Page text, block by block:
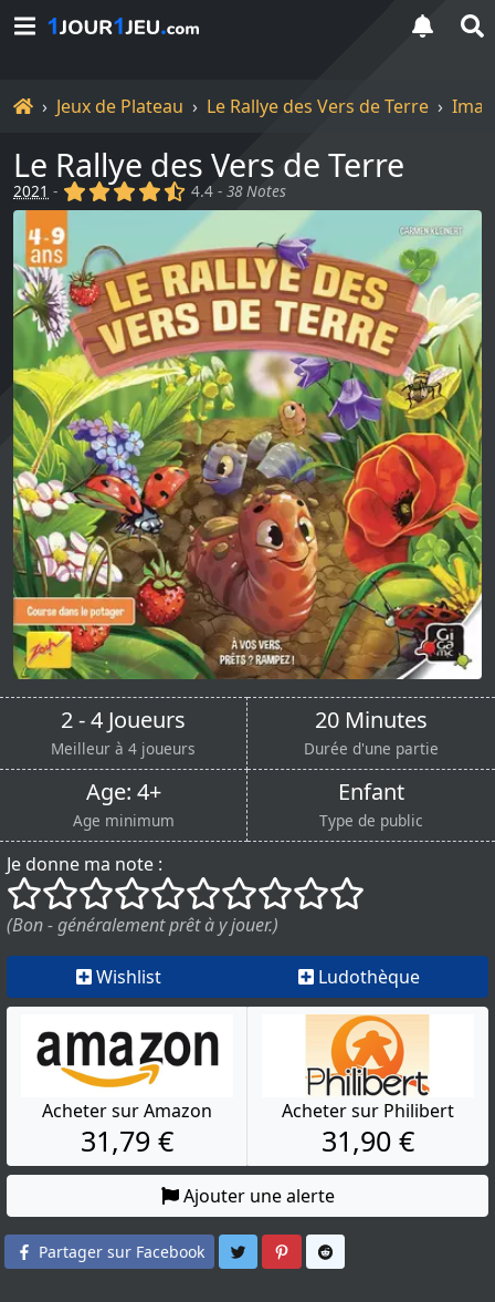
Accueil
Jeux de Plateau Le Rallye des Vers de Terre
Le Rallye des Vers de Terre
2021 - (x) (x) (x) (x) (,)
4.4 -38 Notes
2 - 4 Joueurs
Meilleur à 4 joueurs
20 Minutes
Durée d'une partie
Age: 4+
Age minimum
Enfant
Type de public
Je donne ma note :
()
() () () () () () () ()
()
(Bon - généralement prêt à y jouer.)
Wishlist Ludothèque
Acheter sur Amazon
31,79 €
Acheter sur Philibert
31,90 €
Ajouter une alerte
Partager sur Facebook Partager sur Twitter
Partager sur Pinterest